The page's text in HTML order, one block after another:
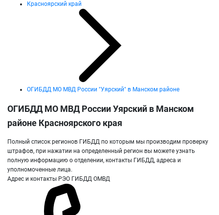
Красноярский край
ОГИБДД МО МВД России "Уярский" в Манском районе
ОГИБДД МО МВД России Уярский в Манском
районе Красноярского края
Полный список регионов ГИБДД по которым мы производим проверку
штрафов, при нажатии на определенный регион вы можете узнать
полную информацию о отделении, контакты ГИБДД, адреса и
уполномоченные лица.
Адрес и контакты РЭО ГИБДД ОМВД